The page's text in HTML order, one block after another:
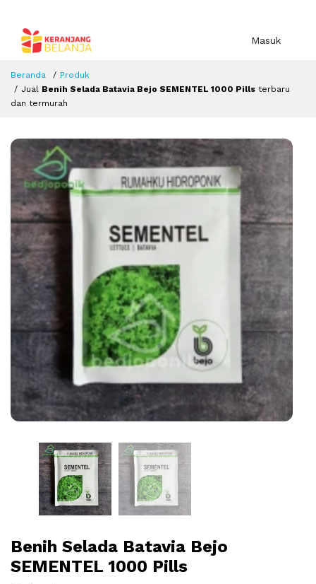
Masuk
Beranda
Produk
Jual Benih Selada Batavia Bejo SEMENTEL 1000 Pills terbaru
dan termurah
Benih Selada Batavia Bejo
SEMENTEL 1000 Pills